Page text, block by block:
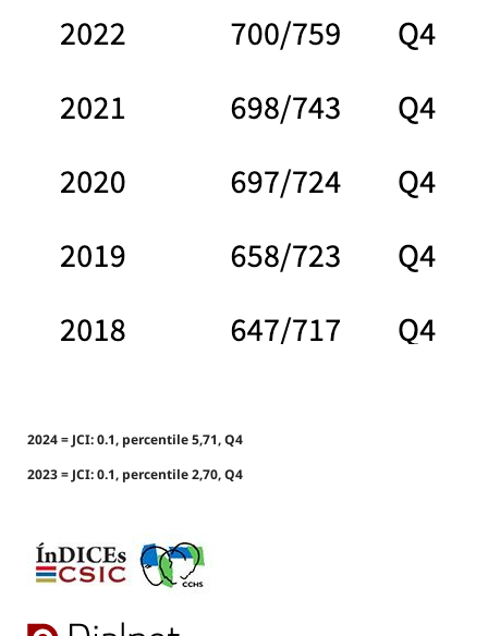
2024 = JCI: 0.1, percentile 5,71, Q4
2023 = JCI: 0.1, percentile 2,70, Q4